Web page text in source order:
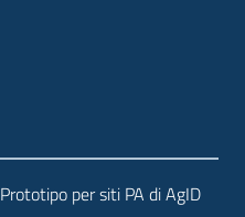
Prototipo per siti PA di AgID